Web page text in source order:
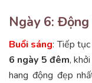
Ngày 6:
Buổi sáng: Tiếp tục
6 ngày 5 đêm,
hang động đẹp